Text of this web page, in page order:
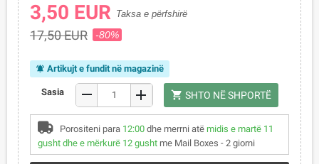
3,50 EUR Taksa e përfshirë
17,50 EUR -80%
notifications_active Artikujt e fundit në magazinë
Sasia remove add shopping_cart SHTO NË SHPORTË
Porositeni para 12:00dhe merrni atë midis e martë 11
gusht dhe e mërkurë 12 gusht me Mail Boxes - 2 giorni